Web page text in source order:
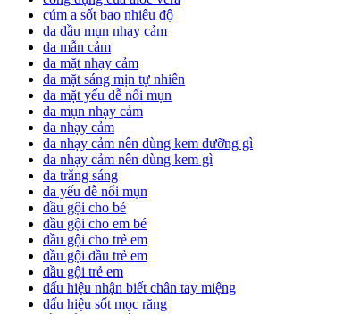
cúm a sốt bao nhiêu độ
da dầu mụn nhạy cảm
da mẫn cảm
da mặt nhạy cảm
da mặt sáng mịn tự nhiên
da mặt yếu dễ nổi mụn
da mụn nhạy cảm
da nhạy cảm
da nhạy cảm nên dùng kem dưỡng gì
da nhạy cảm nên dùng kem gì
da trắng sáng
da yếu dễ nổi mụn
dầu gội cho bé
dầu gội cho em bé
dầu gội cho trẻ em
dầu gội đầu trẻ em
dầu gội trẻ em
dấu hiệu nhận biết chân tay miệng
dấu hiệu sốt mọc răng